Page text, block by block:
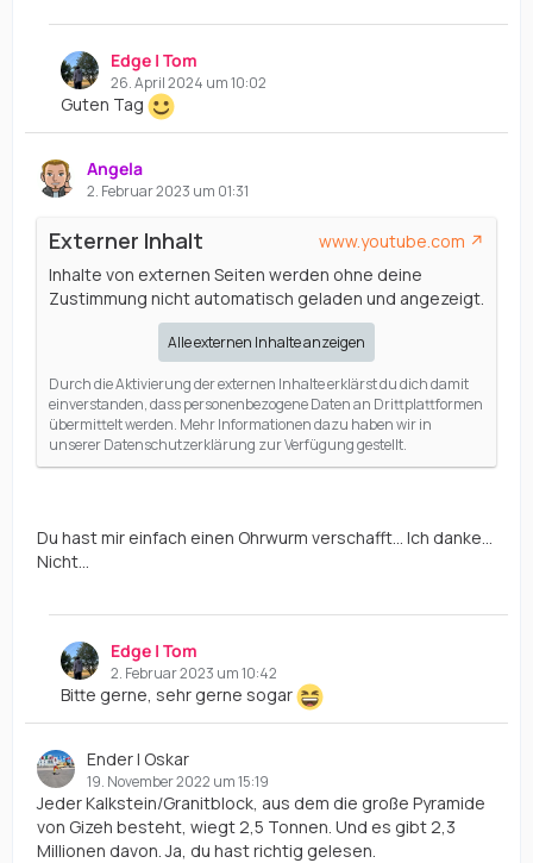
Edge | Tom
26. April 2024 um 10:02
Guten Tag
Angela
2. Februar 2023 um 01:31
Externer Inhalt
www.youtube.com
Inhalte von externen Seiten werden ohne deine
Zustimmung nicht automatisch geladen und angezeigt.
Alle externen Inhalte anzeigen
Durch die Aktivierung der externen Inhalte erklärst du dich damit
einverstanden, dass personenbezogene Daten an Drittplattformen
übermittelt werden. Mehr Informationen dazu haben wir in
unserer Datenschutzerklärung zur Verfügung gestellt.
Du hast mir einfach einen Ohrwurm verschafft... Ich danke...
Nicht...
Edge | Tom
2. Februar 2023 um 10:42
Bitte gerne, sehr gerne sogar
Ender | Oskar
19. November 2022 um 15:19
Jeder Kalkstein/Granitblock, aus dem die große Pyramide
von Gizeh besteht, wiegt 2,5 Tonnen. Und es gibt 2,3
Millionen davon. Ja, du hast richtig gelesen.